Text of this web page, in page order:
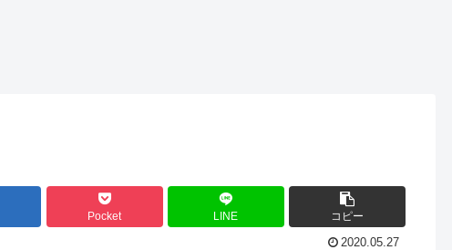
Pocket LINE コピー
2020.05.27